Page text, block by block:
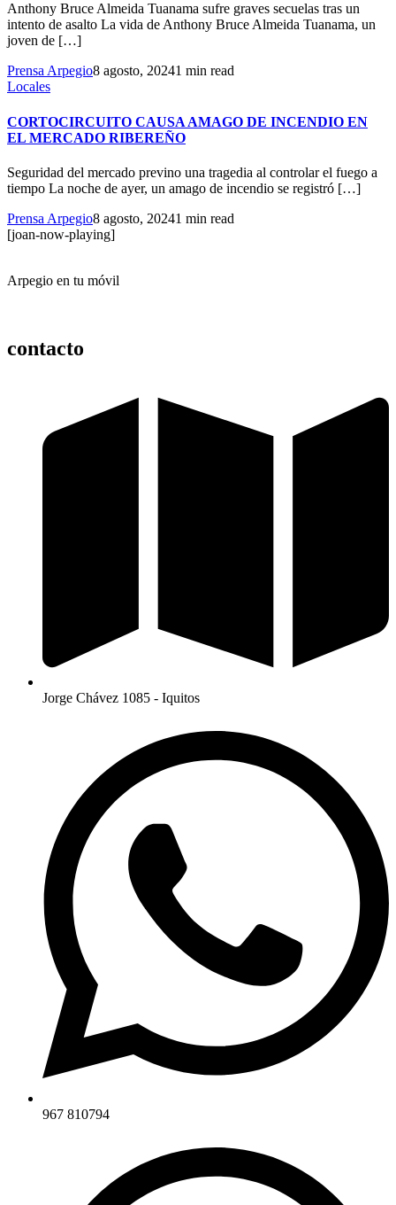
Anthony Bruce Almeida Tuanama sufre graves secuelas tras un
intento de asalto La vida de Anthony Bruce Almeida Tuanama, un
joven de […]
Prensa Arpegio8 agosto, 20241 min read
Locales
CORTOCIRCUITO CAUSA AMAGO DE INCENDIO EN
EL MERCADO RIBEREÑO
Seguridad del mercado previno una tragedia al controlar el fuego a
tiempo La noche de ayer, un amago de incendio se registró […]
Prensa Arpegio8 agosto, 20241 min read
[joan-now-playing]
Arpegio en tu móvil
contacto
Jorge Chávez 1085 - Iquitos
967 810794